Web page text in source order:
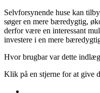
Selvforsynende huse kan
søger en mere bæredygtig,
derfor være en interessant
investere i en mere
Hvor brugbar var dette
Klik på en stjerne for at give